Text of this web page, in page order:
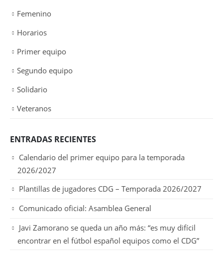
Femenino
Horarios
Primer equipo
Segundo equipo
Solidario
Veteranos
ENTRADAS RECIENTES
Calendario del primer equipo para la temporada
2026/2027
Plantillas de jugadores CDG – Temporada 2026/2027
Comunicado oficial: Asamblea General
Javi Zamorano se queda un año más: “es muy difícil
encontrar en el fútbol español equipos como el CDG”